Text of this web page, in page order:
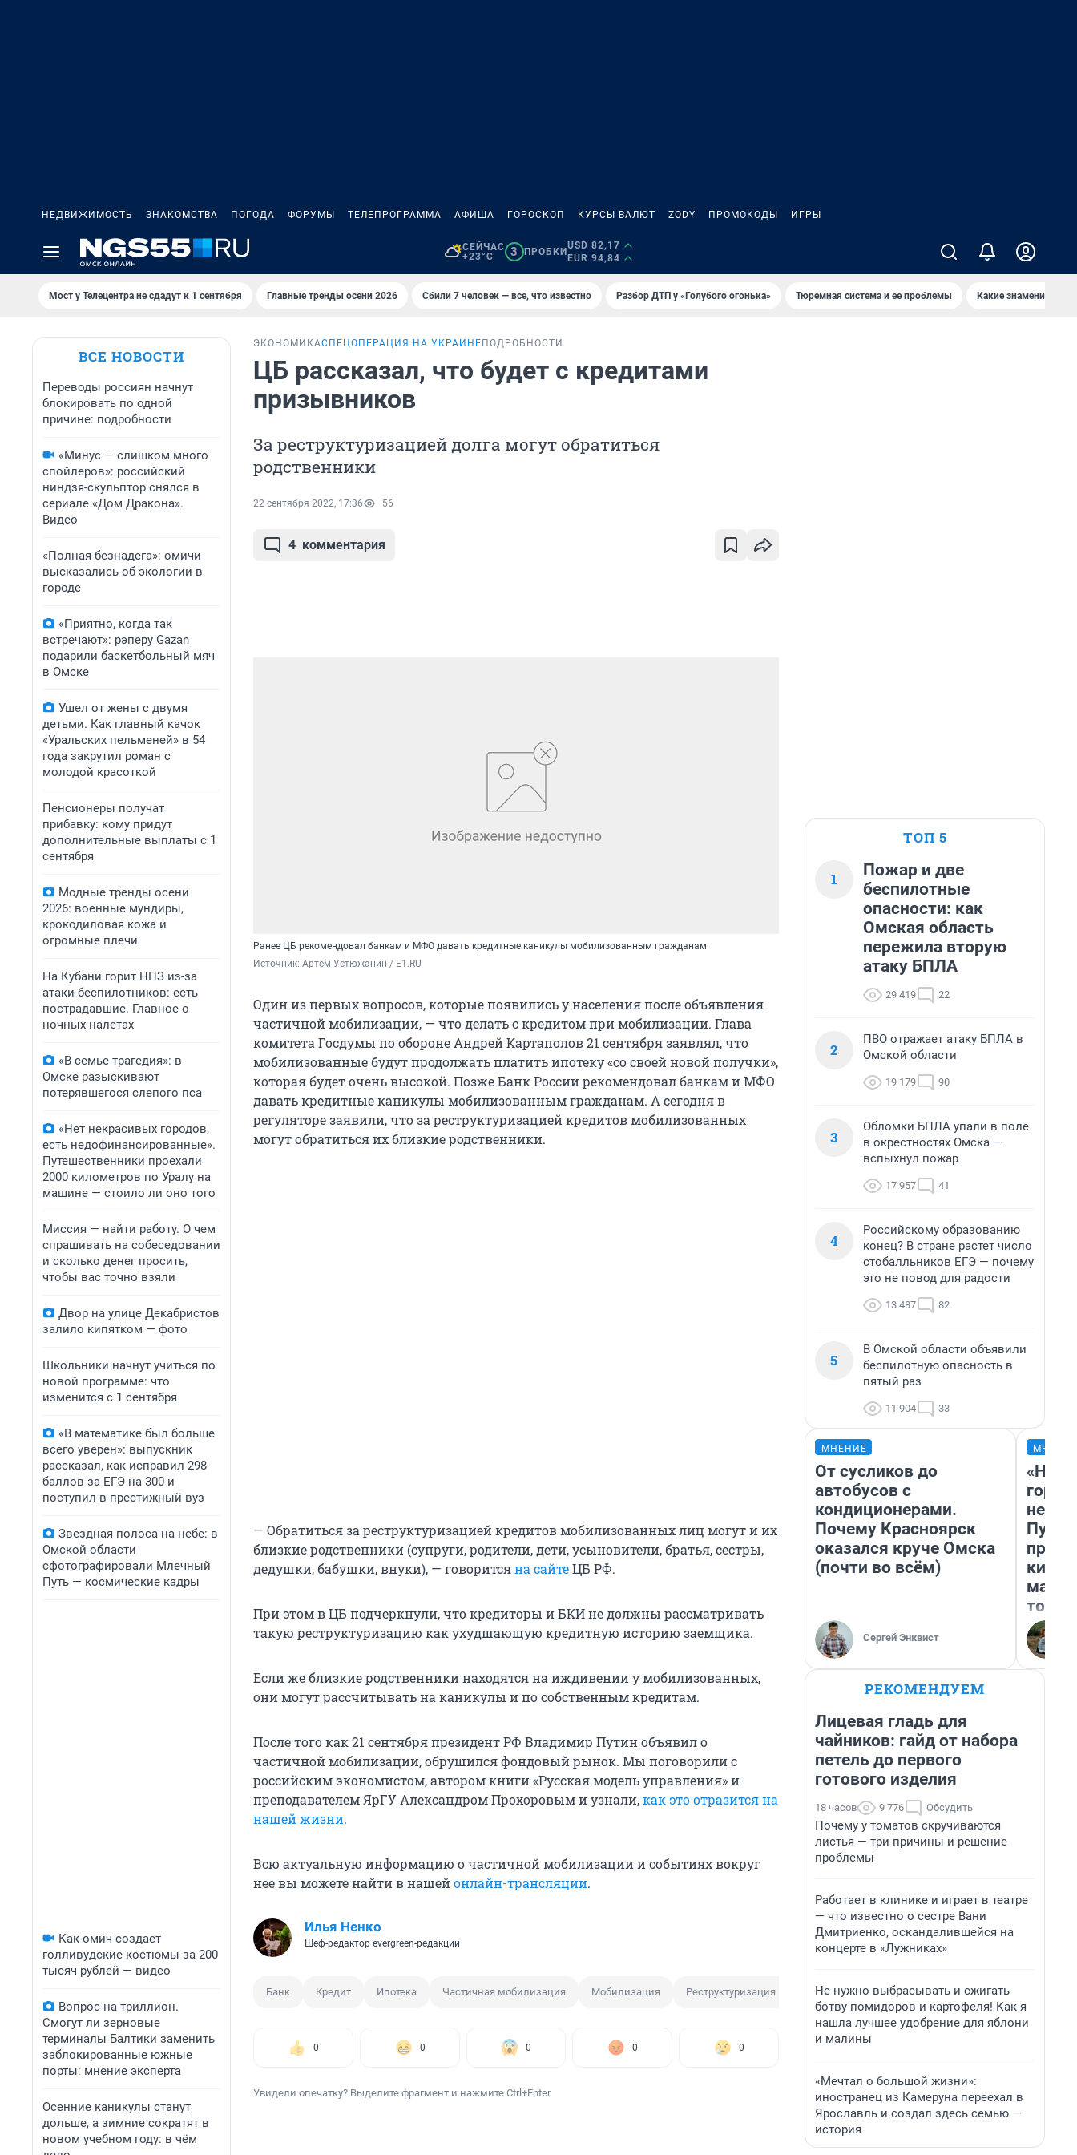
НЕДВИЖИМОСТЬ ЗНАКОМСТВА ПОГОДА ФОРУМЫ ТЕЛЕПРОГРАММА АФИША ГОРОСКОП КУРСЫ ВАЛЮТ ZODY ПРОМОКОДЫ ИГРЫ
СЕЙЧАС
+23°C
3 ПРОБКИ
USD 82,17
EUR 94,84
Мост у Телецентра не сдадут к 1 сентября Главные тренды осени 2026 Сбили 7 человек — все, что известно Разбор ДТП у «Голубого огонька» Тюремная система и ее проблемы Какие знаменитости
ВСЕ НОВОСТИ
Переводы россиян начнут
блокировать по одной
причине: подробности
«Минус — слишком много
спойлеров»: российский
ниндзя-скульптор снялся в
сериале «Дом Дракона».
Видео
«Полная безнадега»: омичи
высказались об экологии в
городе
«Приятно, когда так
встречают»: рэперу Gazan
подарили баскетбольный мяч
в Омске
Ушел от жены с двумя
детьми. Как главный качок
«Уральских пельменей» в 54
года закрутил роман с
молодой красоткой
Пенсионеры получат
прибавку: кому придут
дополнительные выплаты с 1
сентября
Модные тренды осени
2026: военные мундиры,
крокодиловая кожа и
огромные плечи
На Кубани горит НПЗ из-за
атаки беспилотников: есть
пострадавшие. Главное о
ночных налетах
«В семье трагедия»: в
Омске разыскивают
потерявшегося слепого пса
«Нет некрасивых городов,
есть недофинансированные».
Путешественники проехали
2000 километров по Уралу на
машине — стоило ли оно того
Миссия — найти работу. О чем
спрашивать на собеседовании
и сколько денег просить,
чтобы вас точно взяли
Двор на улице Декабристов
залило кипятком — фото
Школьники начнут учиться по
новой программе: что
изменится с 1 сентября
«В математике был больше
всего уверен»: выпускник
рассказал, как исправил 298
баллов за ЕГЭ на 300 и
поступил в престижный вуз
Звездная полоса на небе: в
Омской области
сфотографировали Млечный
Путь — космические кадры
Как омич создает
голливудские костюмы за 200
тысяч рублей — видео
Вопрос на триллион.
Смогут ли зерновые
терминалы Балтики заменить
заблокированные южные
порты: мнение эксперта
Осенние каникулы станут
дольше, а зимние сократят в
новом учебном году: в чём
ЭКОНОМИКАСПЕЦОПЕРАЦИЯ НА УКРАИНЕ ПОДРОБНОСТИ
ЦБ рассказал, что будет с кредитами
призывников
За реструктуризацией долга могут обратиться
родственники
22 сентября 2022, 17:36 56
4 комментария
Ранее ЦБ рекомендовал банкам и МФО давать кредитные каникулы мобилизованным гражданам
Источник: Артём Устюжанин / E1.RU
Один из первых вопросов, которые появились у населения после объявления
частичной мобилизации, — что делать с кредитом при мобилизации. Глава
комитета Госдумы по обороне Андрей Картаполов 21 сентября заявлял, что
мобилизованные будут продолжать платить ипотеку «со своей новой получки»,
которая будет очень высокой. Позже Банк России рекомендовал банкам и МФО
давать кредитные каникулы мобилизованным гражданам. А сегодня в
регуляторе заявили, что за реструктуризацией кредитов мобилизованных
могут обратиться их близкие родственники.
— Обратиться за реструктуризацией кредитов мобилизованных лиц могут и их
близкие родственники (супруги, родители, дети, усыновители, братья, сестры,
дедушки, бабушки, внуки), — говоритсяна сайтеЦБ РФ.
При этом в ЦБ подчеркнули, что кредиторы и БКИ не должны рассматривать
такую реструктуризацию как ухудшающую кредитную историю заемщика.
Если же близкие родственники находятся на иждивении у мобилизованных,
они могут рассчитывать на каникулы и по собственным кредитам.
После того как 21 сентября президент РФ Владимир Путин объявил о
частичной мобилизации, обрушился фондовый рынок. Мы поговорили с
российским экономистом, автором книги «Русская модель управления» и
преподавателем ЯрГУ Александром Прохоровым и узнали,как это отразится на
нашей жизни.
Всю актуальную информацию о частичной мобилизации и событиях вокруг
нее вы можете найти в нашейонлайн-трансляции.
Илья Ненко
Шеф-редактор evergreen-редакции
Банк Кредит Ипотека Частичная мобилизация Мобилизация Реструктуризация кредита Дизайн банкнот
0 0 0 0 0
Увидели опечатку? Выделите фрагмент и нажмите Ctrl+Enter
ТОП 5
1
Пожар и две
беспилотные
опасности: как
Омская область
пережила вторую
атаку БПЛА
29 419 22
2
ПВО отражает атаку БПЛА в
Омской области
19 179 90
3
Обломки БПЛА упали в поле
в окрестностях Омска —
вспыхнул пожар
17 957 41
4
Российскому образованию
конец? В стране растет число
стобалльников ЕГЭ — почему
это не повод для радости
13 487 82
5
В Омской области объявили
беспилотную опасность в
пятый раз
11 904 33
МНЕНИЕ
От сусликов до
автобусов с
кондиционерами.
Почему Красноярск
оказался круче Омска
(почти во всём)
Сергей Энквист
«Нет
того
РЕКОМЕНДУЕМ
Лицевая гладь для
чайников: гайд от набора
петель до первого
готового изделия
18 часов 9 776 Обсудить
Почему у томатов скручиваются
листья — три причины и решение
проблемы
Работает в клинике и играет в театре
— что известно о сестре Вани
Дмитриенко, оскандалившейся на
концерте в «Лужниках»
Не нужно выбрасывать и сжигать
ботву помидоров и картофеля! Как я
нашла лучшее удобрение для яблони
и малины
«Мечтал о большой жизни»:
иностранец из Камеруна переехал в
Ярославль и создал здесь семью —
история